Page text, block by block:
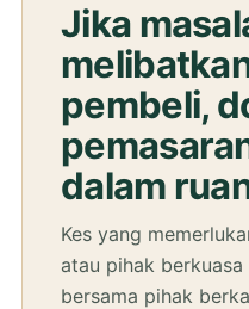
Jika
pembeli,
dalam
Kes yang
atau pihak
bersama pihak